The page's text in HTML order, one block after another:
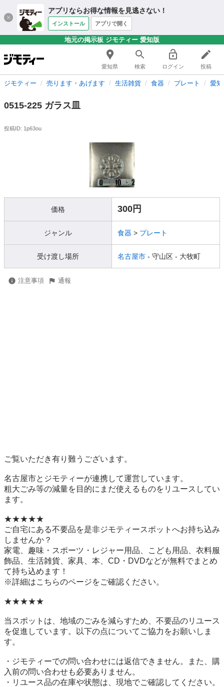
アプリならお得な情報を見逃さない！
インストール アプリで開く
地元の掲示板 ジモティー 愛知版
愛知県 検索 ログイン 投稿
ジモティー 売ります・あげます 生活雑貨 食器 プレート 愛
0515-225 ガラス皿
投稿ID: 1p63ou
価格 300円
ジャンル 食器 > プレート
受け渡し場所 名古屋市 - 守山区 - 大牧町
注意事項 通報
ご覧いただき有り難うございます。
名古屋市とジモティーが連携して運営しています。
粗⼤ごみ等の減量を⽬的にまだ使えるものをリユースしてい
ます。
★★★★★
ご自宅にある不要品を是非ジモティースポットへお持ち込み
しませんか？
家電、趣味・スポーツ・レジャー用品、こども用品、衣料服
飾品、生活雑貨、家具、本、CD・DVDなどが無料でまとめ
て持ち込めます！
※詳細はこちらのページをご確認ください。
★★★★★
当スポットは、地域のごみを減らすため、不要品のリユース
を促進しています。以下の点についてご協力をお願いしま
す。
・ジモティーでの問い合わせには返信できません。また、購
入前の問い合わせも必要ありません。
・リユース品の在庫や状態は、現地でご確認してください。